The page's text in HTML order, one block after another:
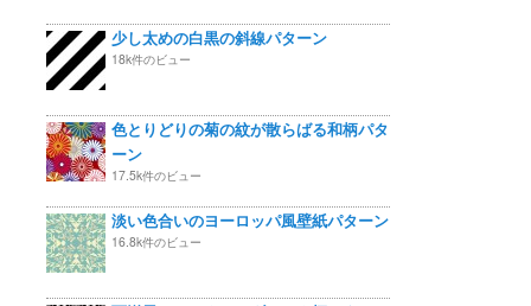
少し太めの白黒の斜線パターン
18k件のビュー
色とりどりの菊の紋が散らばる和柄パタ
ーン
17.5k件のビュー
淡い色合いのヨーロッパ風壁紙パターン
16.8k件のビュー